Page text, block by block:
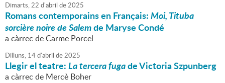
Dimarts,22 d'abril de2025
Romans contemporains en Français:Moi, Tituba
sorcière noire de Salemde Maryse Condé
a càrrec de Carme Porcel
Dilluns, 14d'abril de2025
Llegir el teatre:La tercera fugade Victoria Szpunberg
a càrrec de Mercè Boher